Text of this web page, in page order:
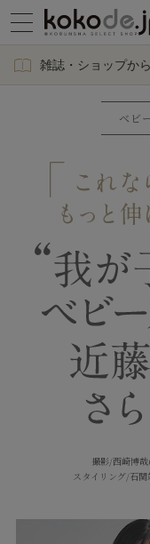
雑誌・ショップか
ベビ
撮影/西崎博
スタイリング/石